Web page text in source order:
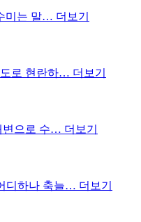
미는 말… 더보기
도로 현란하… 더보기
변으로 수… 더보기
디하나 축늘… 더보기